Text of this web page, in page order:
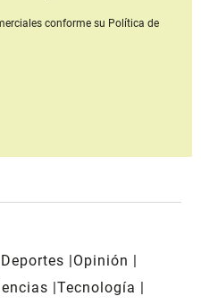
conforme su Política de
Deportes
Opinión
Tecnología